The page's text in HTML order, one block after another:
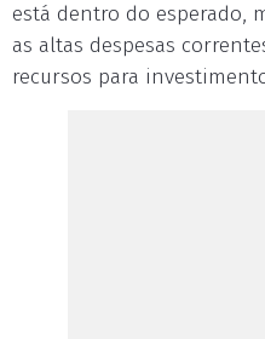
está dentro do esperado,
as altas despesas
recursos para